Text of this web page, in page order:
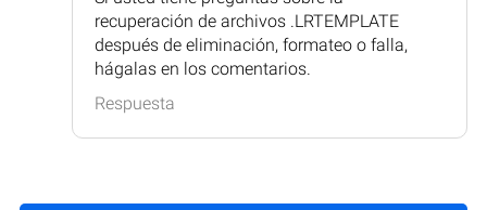
recuperación de archivos .LRTEMPLATE
después de eliminación, formateo o falla,
hágalas en los comentarios.
Respuesta